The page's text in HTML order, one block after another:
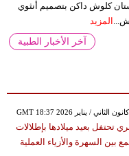
كلوش داكن بتصميم أنثوي
المزيد
آخر الأخبار الطبية
تحتفل بعيد ميلادها بإطلالات
بين السهرة والأزياء العملية